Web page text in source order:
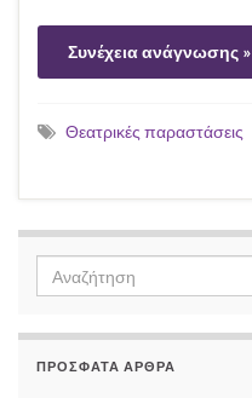
Συνέχεια ανάγνωσης »
Θεατρικές παραστάσεις
ΠΡΌΣΦΑΤΑ ΆΡΘΡΑ